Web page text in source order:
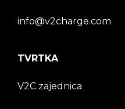
info@v2charge.com
TVRTKA
V2C zajednica